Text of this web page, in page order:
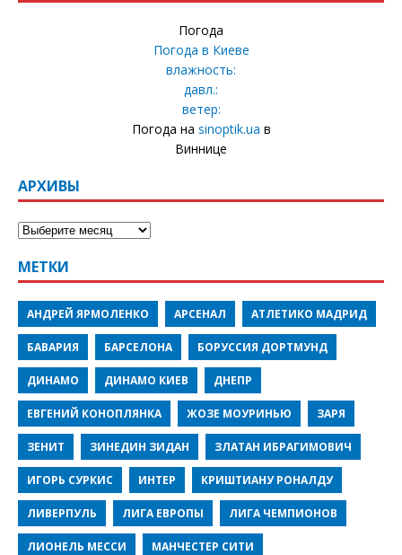
Погода
Погода в Киеве
влажность:
давл.:
ветер:
Погода на sinoptik.ua в
Виннице
АРХИВЫ
МЕТКИ
АНДРЕЙ ЯРМОЛЕНКО АРСЕНАЛ АТЛЕТИКО МАДРИД
БАВАРИЯ БАРСЕЛОНА БОРУССИЯ ДОРТМУНД
ДИНАМО ДИНАМО КИЕВ ДНЕПР
ЕВГЕНИЙ КОНОПЛЯНКА ЖОЗЕ МОУРИНЬЮ ЗАРЯ
ЗЕНИТ ЗИНЕДИН ЗИДАН ЗЛАТАН ИБРАГИМОВИЧ
ИГОРЬ СУРКИС ИНТЕР КРИШТИАНУ РОНАЛДУ
ЛИВЕРПУЛЬ ЛИГА ЕВРОПЫ ЛИГА ЧЕМПИОНОВ
ЛИОНЕЛЬ МЕССИ МАНЧЕСТЕР СИТИ